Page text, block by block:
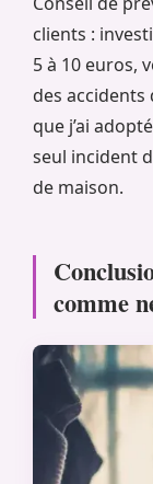
clients :
5 à 10 euros,
des
que j’ai
seul incident
de maison.
comme